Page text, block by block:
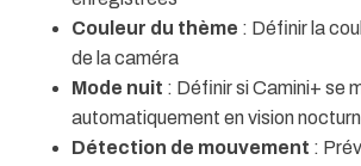
Couleur du thème : Définir la
de la caméra
Mode nuit : Définir si Camini+ se
automatiquement en vision
Détection de mouvement :